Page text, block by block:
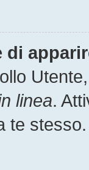
di
linea.
te